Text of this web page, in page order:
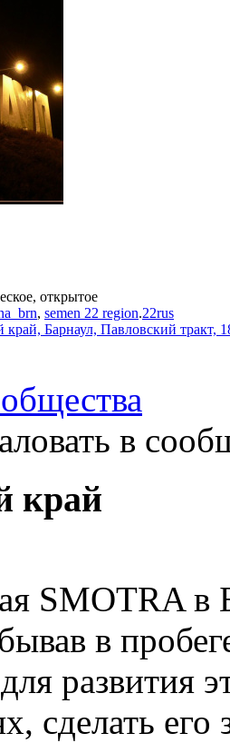
открытое
, semen 22 region.22rus
край, Барнаул, Павловский тракт,
в
край
SMOTRA в
в
развития
сделать